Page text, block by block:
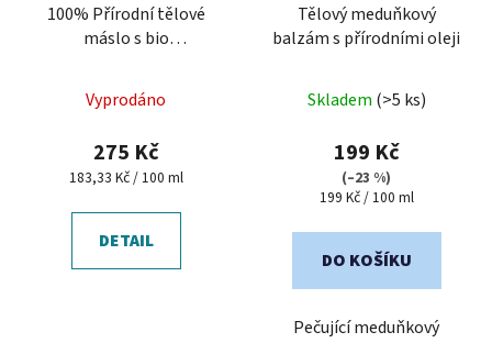
100% Přírodní tělové
máslo s bio
Vyprodáno
275 Kč
Měrná
183,33 Kč / 100 ml
DETAIL
Tělový meduňkový
balzám s přírodními oleji
hodnocení
produktu
je
5,0
z
5
hvězdiček.
Skladem (>5 ks)
199 Kč
(–23 %)
Měrná
199 Kč / 100 ml
DO KOŠÍKU
Pečující meduňkový